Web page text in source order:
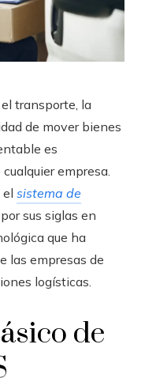
transporte, la
de mover bienes
es
empresa.
el sistema de
sus siglas en
que ha
las empresas de
logísticas.
de